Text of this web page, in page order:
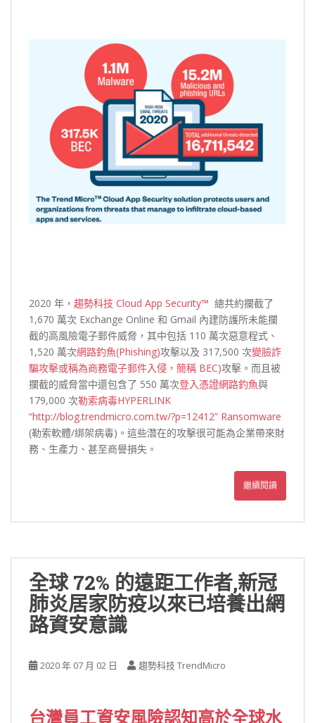
2020 年， 趨勢科技 Cloud App Security™ 總共約攔截了
1,670 萬次 Exchange Online 和 Gmail 內建防護所未能攔
截的高風險電子郵件威脅，其中包括 110 萬次惡意程式、
1,520 萬次網路釣魚(Phishing)攻擊以及 317,500 次變臉詐
騙攻擊或稱為商務電子郵件入侵，簡稱 BEC)攻擊。而且被
攔截的威脅當中還包含了 550 萬次登入憑證網路釣魚與
179,000 次勒索病毒HYPERLINK
“http://blog.trendmicro.com.tw/?p=12412” Ransomware
(勒索軟體/綁架病毒)。這些潛在的攻擊很可能為企業帶來財
務、生產力、甚至商譽損失。
繼續閱讀
全球 72% 的遠距工作者,新冠
肺炎居家防疫以來已培養出網
路資安意識
2020 年 07 月 02 日 趨勢科技 TrendMicro
台灣員工資安風險認知高於全球水